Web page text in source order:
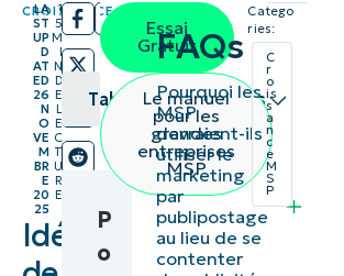
CROISSANCE MSP
/
LA
ST
UP
D
AT
ED
26
N
O
VE
M
BR
E
20
25
/
1
5
M
I
N
D
E
L
E
C
T
U
R
E
Idées
Table des matières
Chaque
chose en
son temps :
Préparez le
P
o
Essai
Gratuit
Le manuel
pour les
grandes
entreprises
MSP
FAQs
Pourquoi les
MSP
devraient-ils
utiliser le
marketing
par
publipostage
au lieu de se
contenter
Catego
ries:
C
r
o
is
s
a
n
c
e
M
S
P